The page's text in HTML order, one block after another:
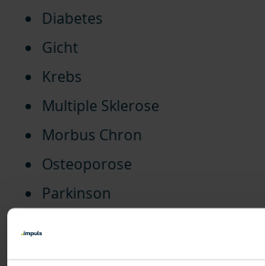
Diabetes
Gicht
Krebs
Multiple Sklerose
Morbus Chron
Osteoporose
Parkinson